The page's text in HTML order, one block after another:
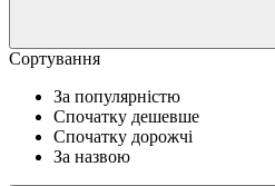
Сортування
За популярністю
Спочатку дешевше
Спочатку дорожчі
За назвою